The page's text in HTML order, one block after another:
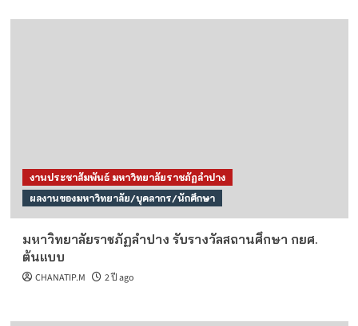
งานประชาสัมพันธ์ มหาวิทยาลัยราชภัฏลำปาง
ผลงานของมหาวิทยาลัย/บุคลากร/นักศึกษา
มหาวิทยาลัยราชภัฏลำปาง รับรางวัลสถานศึกษา กยศ.
ต้นแบบ
CHANATIP.M 2 ปี ago